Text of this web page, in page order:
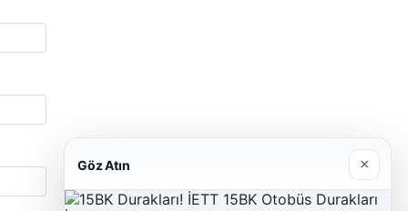
Göz Atın ×